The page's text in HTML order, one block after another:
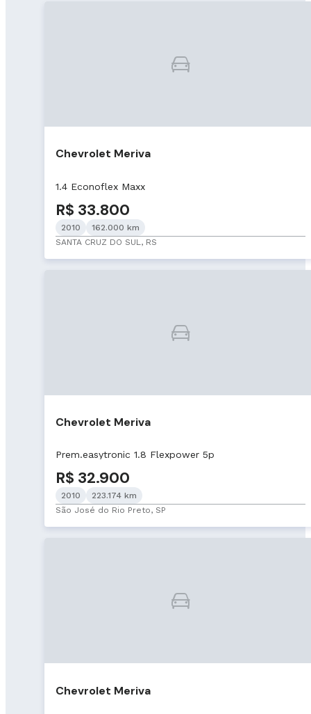
Chevrolet Meriva
1.4 Econoflex Maxx
R$ 33.800
2010
162.000 km
SANTA CRUZ DO SUL, RS
Chevrolet Meriva
Prem.easytronic 1.8 Flexpower 5p
R$ 32.900
2010
223.174 km
São José do Rio Preto, SP
Chevrolet Meriva